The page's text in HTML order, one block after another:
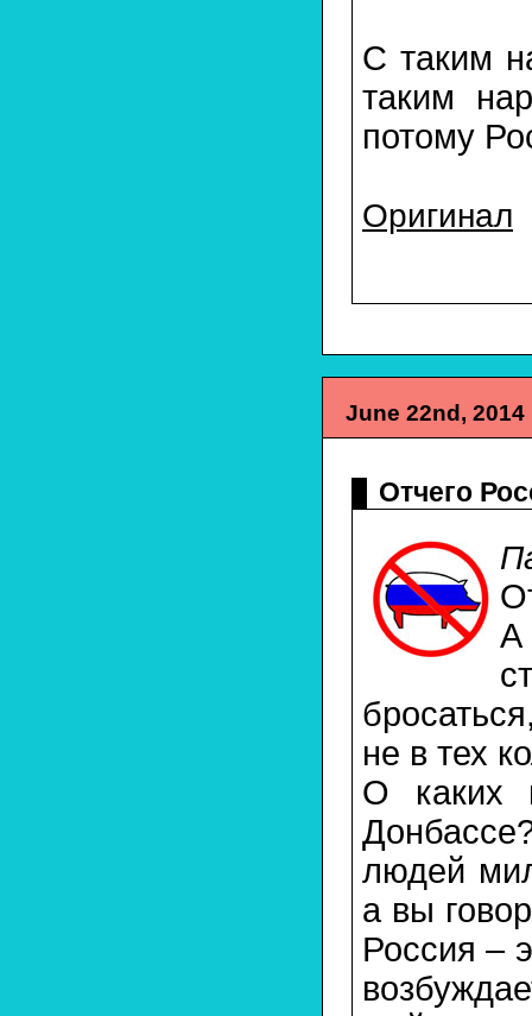
С таким
таким
потому
Оригинал
June 22nd, 2014
Отчего
А
не в тех
О каких
людей
а вы
Россия –